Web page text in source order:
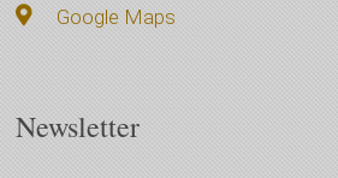
Google Maps
Newsletter